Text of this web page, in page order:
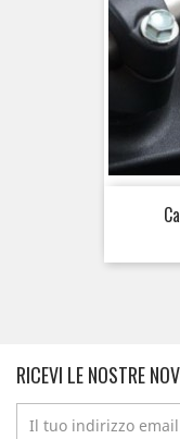
RICEVI LE NOSTRE